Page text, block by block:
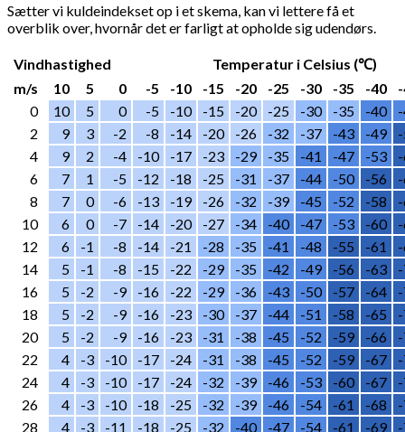
Sætter vi kuldeindekset op i et skema, kan vi lettere få et
overblik over, hvornår det er farligt at opholde sig udendørs.
Vindhastighed
Temperatur i Celsius (℃)
m/s
10 5 0 -5 -10 -15 -20 -25 -30 -35 -40
0
10 5 0 -5 -10 -15 -20 -25 -30 -35 -40
2
9 3 -2 -8 -14 -20 -26 -32 -37 -43 -49
4
9 2 -4 -10 -17 -23 -29 -35 -41 -47 -53
6
7 1 -5 -12 -18 -25 -31 -37 -44 -50 -56
8
7 0 -6 -13 -19 -26 -32 -39 -45 -52 -58
10
6 0 -7 -14 -20 -27 -34 -40 -47 -53 -60
12
6 -1 -8 -14 -21 -28 -35 -41 -48 -55 -61
14
5 -1 -8 -15 -22 -29 -35 -42 -49 -56 -63
16
5 -2 -9 -16 -22 -29 -36 -43 -50 -57 -64
18
5 -2 -9 -16 -23 -30 -37 -44 -51 -58 -65
20
5 -2 -9 -16 -23 -31 -38 -45 -52 -59 -66
22
4 -3 -10 -17 -24 -31 -38 -45 -52 -59 -67
24
4 -3 -10 -17 -24 -32 -39 -46 -53 -60 -67
26
4 -3 -10 -18 -25 -32 -39 -46 -54 -61 -68
28
4 -3 -11 -18 -25 -32 -40 -47 -54 -61 -69